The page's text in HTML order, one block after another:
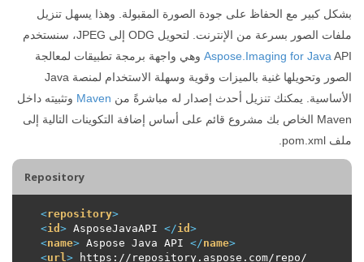
بشكل كبير مع الحفاظ على جودة الصورة المقبولة. وهذا يسهل تنزيل
ملفات الصور بسرعة من الإنترنت. لتحويل ODG إلى JPEG، سنستخدم
Aspose.Imaging for Java API وهي واجهة برمجة تطبيقات لمعالجة
الصور وتحويلها غنية بالميزات وقوية وسهلة الاستخدام لمنصة Java
الأساسية. يمكنك تنزيل أحدث إصدار له مباشرةً من Maven وتثبيته داخل
Maven الخاص بك مشروع قائم على أساس إضافة التكوينات التالية إلى
ملف pom.xml.
Repository
<repository>
<id > AsposeJavaAPI </id >
<name> Aspose Java API </name>
<url >